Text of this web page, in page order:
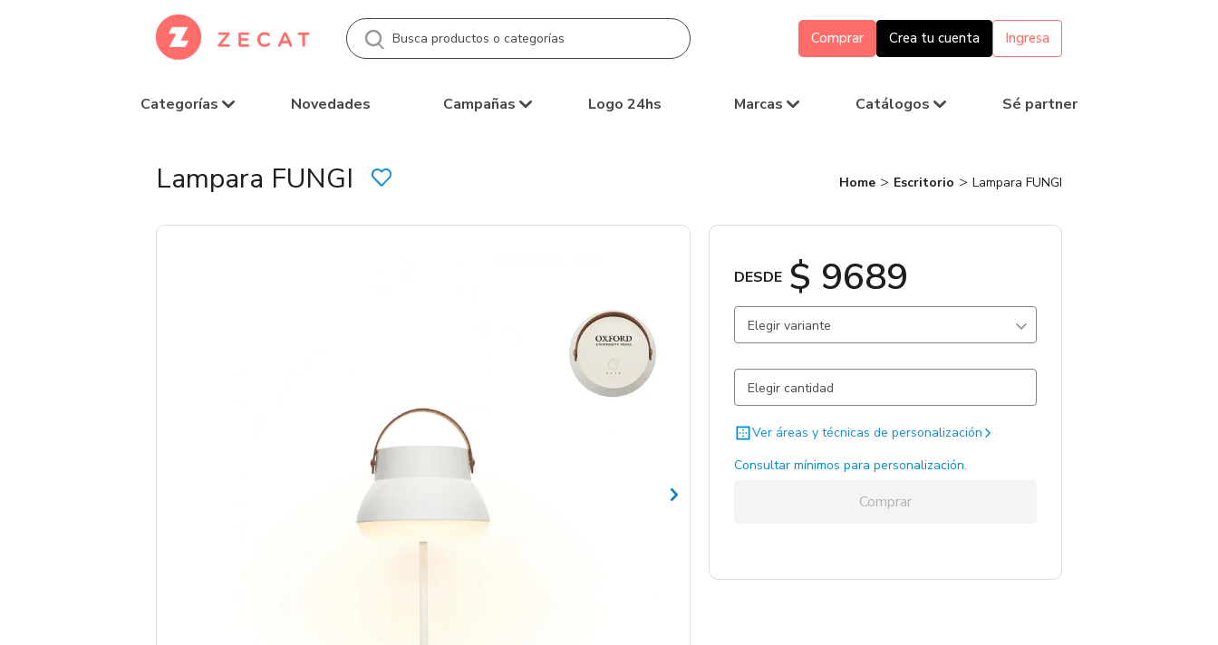
Comprar Crea tu cuenta Ingresa
Categorías Novedades Campañas Logo 24hs Marcas Catálogos Sé partner
Lampara FUNGI Home Escritorio Lampara FUNGI
DESDE $ 9689
Elegir variante
Blanco / Blanco / ABS 1757 un.
Ver áreas y técnicas de personalización
Consultar mínimos para personalización.
Comprar